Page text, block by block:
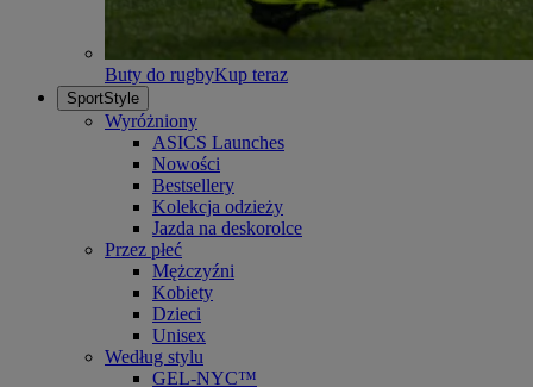
Buty do rugbyKup teraz
SportStyle
Wyróżniony
ASICS Launches
Nowości
Bestsellery
Kolekcja odzieży
Jazda na deskorolce
Przez płeć
Mężczyźni
Kobiety
Dzieci
Unisex
Według stylu
GEL-NYC™